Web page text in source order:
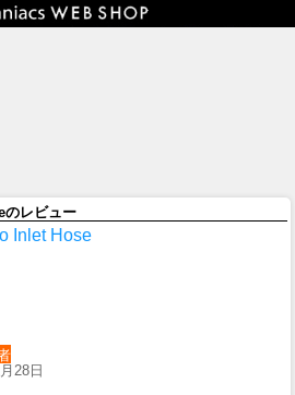
レビュー
Inlet Hose
28日